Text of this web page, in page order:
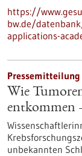
https://
bw.de/
applications-
Pressemitteilung
Wie
entkommen
unbekannten